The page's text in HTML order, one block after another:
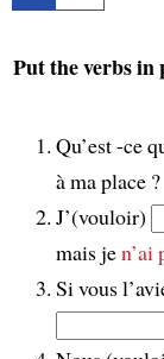
Put the verbs in
Qu’est -ce
à ma place ?
J’(vouloir)
mais jen’ai
Si vous